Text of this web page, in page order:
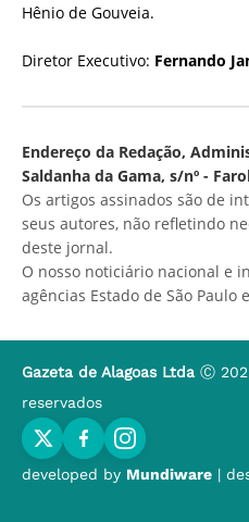
Hênio de Gouveia.
Diretor Executivo: Fernando
Endereço da Redação,
Saldanha da Gama, s/nº -
Os artigos assinados são de
seus autores, não refletindo
deste jornal.
O nosso noticiário nacional e
agências Estado de São Paulo
Gazeta de Alagoas Ltda Ⓒ
reservados
developed by Mundiware |